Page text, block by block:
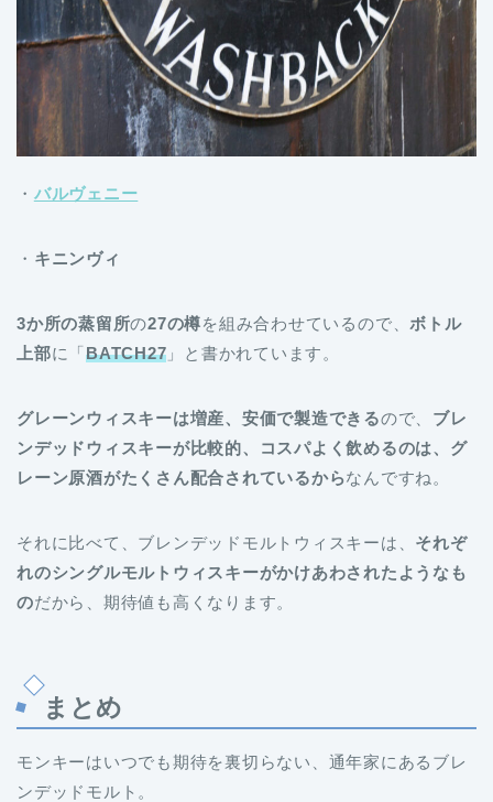
・ バルヴェニー
・ キニンヴィ
3か所の蒸留所の27の樽を組み合わせているので、ボトル
上部に「BATCH27 」と書かれています。
グレーンウィスキーは増産、安価で製造できるので、 ブレ
ンデッドウィスキーが比較的、コスパよく飲めるのは、グ
レーン原酒がたくさん配合されているからなんですね。
それに比べて、ブレンデッドモルトウィスキーは、 それぞ
れのシングルモルトウィスキーがかけあわされたようなも
のだから、期待値も高くなります。
まとめ
モンキーはいつでも期待を裏切らない、通年家にあるブレ
ンデッドモルト。